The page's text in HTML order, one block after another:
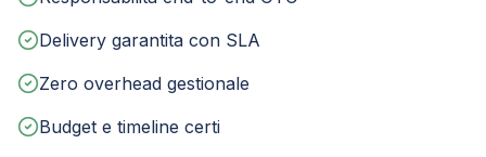
Delivery garantita con SLA
Zero overhead gestionale
Budget e timeline certi